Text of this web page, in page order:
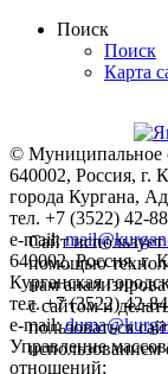
Поиск
Поиск
Карта
© Муниципальное
640002, Россия,
города Кургана,
тел. +7 (3522) 42-
e-mail:
640002, Россия,
Курганская
тел. +7 (3522) 42-
e-mail:
Управление
отношений:
Сайт
помощью
нам
с сайтом и
пользоваться